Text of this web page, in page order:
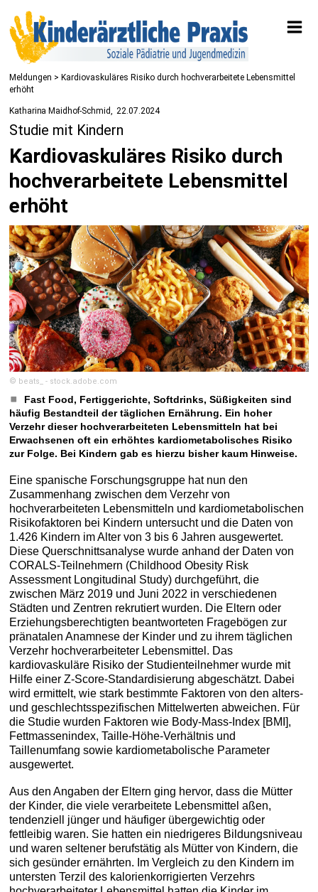
Meldungen > Kardiovaskuläres Risiko durch hochverarbeitete Lebensmittel
erhöht
Katharina Maidhof-Schmid 22.07.2024
Studie mit Kindern
Kardiovaskuläres Risiko durch
hochverarbeitete Lebensmittel
erhöht
© beats_ - stock.adobe.com
Fast Food, Fertiggerichte, Softdrinks, Süßigkeiten sind
häufig Bestandteil der täglichen Ernährung. Ein hoher
Verzehr dieser hochverarbeiteten Lebensmitteln hat bei
Erwachsenen oft ein erhöhtes kardiometabolisches Risiko
zur Folge. Bei Kindern gab es hierzu bisher kaum Hinweise.
Eine spanische Forschungsgruppe hat nun den
Zusammenhang zwischen dem Verzehr von
hochverarbeiteten Lebensmitteln und kardiometabolischen
Risikofaktoren bei Kindern untersucht und die Daten von
1.426 Kindern im Alter von 3 bis 6 Jahren ausgewertet.
Diese Querschnittsanalyse wurde anhand der Daten von
CORALS-Teilnehmern (Childhood Obesity Risk
Assessment Longitudinal Study) durchgeführt, die
zwischen März 2019 und Juni 2022 in verschiedenen
Städten und Zentren rekrutiert wurden. Die Eltern oder
Erziehungsberechtigten beantworteten Fragebögen zur
pränatalen Anamnese der Kinder und zu ihrem täglichen
Verzehr hochverarbeiteter Lebensmittel. Das
kardiovaskuläre Risiko der Studienteilnehmer wurde mit
Hilfe einer Z-Score-Standardisierung abgeschätzt. Dabei
wird ermittelt, wie stark bestimmte Faktoren von den alters-
und geschlechtsspezifischen Mittelwerten abweichen. Für
die Studie wurden Faktoren wie Body-Mass-Index [BMI],
Fettmassenindex, Taille-Höhe-Verhältnis und
Taillenumfang sowie kardiometabolische Parameter
ausgewertet.
Aus den Angaben der Eltern ging hervor, dass die Mütter
der Kinder, die viele verarbeitete Lebensmittel aßen,
tendenziell jünger und häufiger übergewichtig oder
fettleibig waren. Sie hatten ein niedrigeres Bildungsniveau
und waren seltener berufstätig als Mütter von Kindern, die
sich gesünder ernährten. Im Vergleich zu den Kindern im
untersten Terzil des kalorienkorrigierten Verzehrs